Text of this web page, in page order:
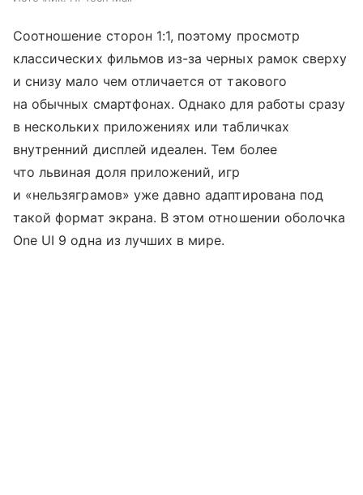
Соотношение сторон 1:1, поэтому просмотр
классических фильмов из-за черных рамок сверху
и снизу мало чем отличается от такового
на обычных смартфонах. Однако для работы сразу
в нескольких приложениях или табличках
внутренний дисплей идеален. Тем более
что львиная доля приложений, игр
и «нельзяграмов» уже давно адаптирована под
такой формат экрана. В этом отношении оболочка
One UI 9 одна из лучших в мире.